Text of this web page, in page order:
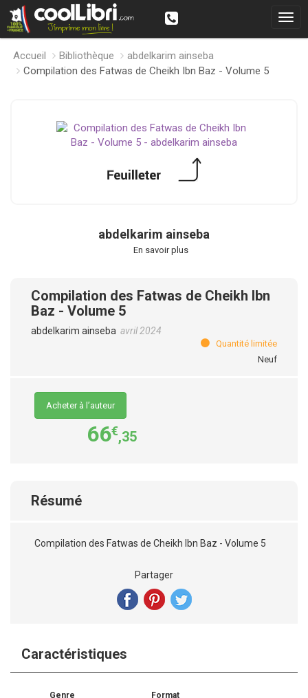
Accueil Bibliothèque
abdelkarim ainseba
Compilation des Fatwas de Cheikh Ibn Baz - Volume 5
abdelkarim ainseba
En savoir plus
Compilation des Fatwas de Cheikh Ibn
Baz - Volume 5
abdelkarim ainseba avril 2024
Quantité limitée
Neuf
Acheter à l’auteur
66€,35
Résumé
Compilation des Fatwas de Cheikh Ibn Baz - Volume 5
Partager
Caractéristiques
Genre Format